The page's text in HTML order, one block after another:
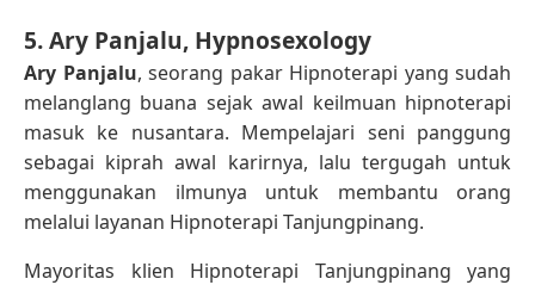
5. Ary Panjalu, Hypnosexology
Ary Panjalu, seorang pakar Hipnoterapi yang sudah
melanglang buana sejak awal keilmuan hipnoterapi
masuk ke nusantara. Mempelajari seni panggung
sebagai kiprah awal karirnya, lalu tergugah untuk
menggunakan ilmunya untuk membantu orang
melalui layanan Hipnoterapi Tanjungpinang.
Mayoritas klien Hipnoterapi Tanjungpinang yang